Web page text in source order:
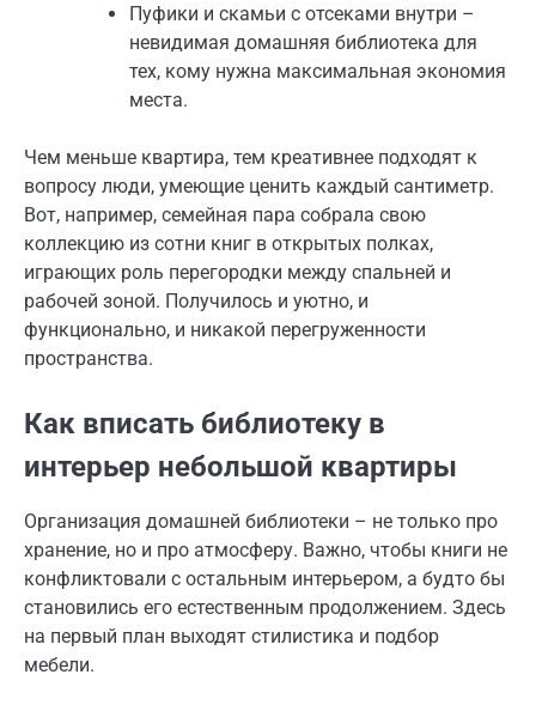
Пуфики и скамьи с отсеками внутри –
невидимая домашняя библиотека для
тех, кому нужна максимальная экономия
места.
Чем меньше квартира, тем креативнее подходят к
вопросу люди, умеющие ценить каждый сантиметр.
Вот, например, семейная пара собрала свою
коллекцию из сотни книг в открытых полках,
играющих роль перегородки между спальней и
рабочей зоной. Получилось и уютно, и
функционально, и никакой перегруженности
пространства.
Как вписать библиотеку в
интерьер небольшой квартиры
Организация домашней библиотеки – не только про
хранение, но и про атмосферу. Важно, чтобы книги не
конфликтовали с остальным интерьером, а будто бы
становились его естественным продолжением. Здесь
на первый план выходят стилистика и подбор
мебели.